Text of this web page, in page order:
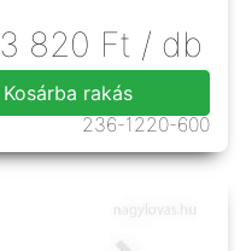
3 820 Ft / db
Kosárba rakás
236-1220-600